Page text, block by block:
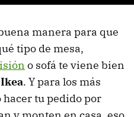
manera para que
tipo de mesa,
o sofá te viene bien
Ikea. Y para los más
hacer tu pedido por